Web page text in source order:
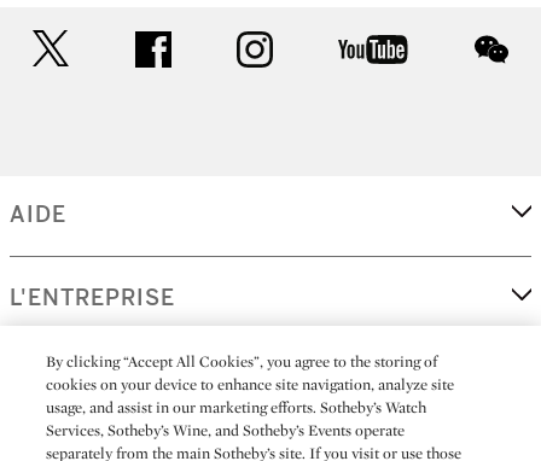
facebook instagram youtube
AIDE
L'ENTREPRISE
EN SAVOIR PLUS
By clicking “Accept All Cookies”, you agree to the storing of
cookies on your device to enhance site navigation, analyze site
usage, and assist in our marketing efforts. Sotheby’s Watch
Services, Sotheby’s Wine, and Sotheby’s Events operate
separately from the main Sotheby’s site. If you visit or use those